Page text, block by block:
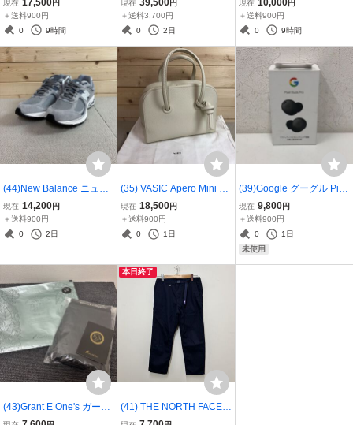
0v6 スニーカー M990BK6
ブラック 27cm ローカッ
49
現在
円
＋送料900円
0
9時間
タイルルアーロッド 1651
FF-3 スーパーレッド ロゴ
6131
現在
円
＋送料3,700円
0
2日
S 36 ブラック 13115-842
2 チャンキーヒール エッ
ツ 37960775562
現在
円
＋送料900円
0
9時間
(44)New Balance ニュー
バランス 2002Rシリーズ
スニーカー M2002RST グ
レー 27.5cm スエード メ
現在 14,200円
＋送料900円
0
2日
(35) VASIC Apero Mini ハ
ンド バッグ 白 ミュゲ ア
イボリー ホワイト アペロ
ミニ ヴァジック レディー
現在 18,500円
＋送料900円
0
1日
(39)Google グーグル Pixe
l Buds Pro ワイヤレスイ
ヤホン Charcoal 2023年
製 3421LZAGDB0540 ZU
A2BB イヤホン 37960999
現在 9,800円
＋送料900円
0
1日
未使用
(43)Grant E One's ガード
ル BiBi Series ブラック メ
本日終了
(41) THE NORTH FACE P
URPLE LABEL ノースフ